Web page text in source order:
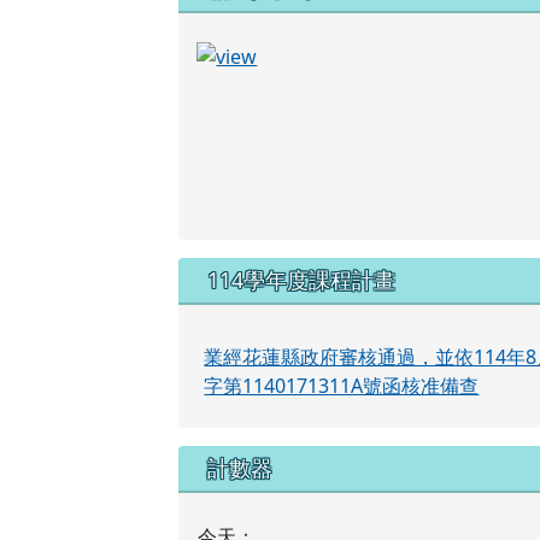
114學年度課程計畫
業經花蓮縣政府審核通過，並依114年
字第1140171311A號函核准備查
計數器